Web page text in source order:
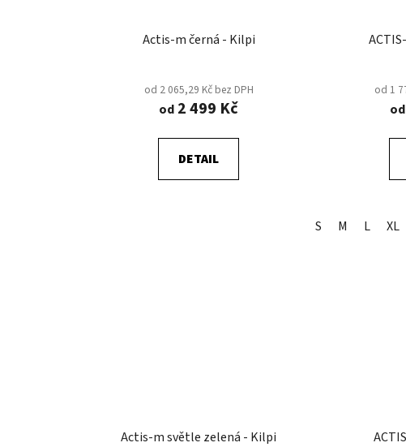
Actis-m černá - Kilpi
od 2 065,29 Kč bez DPH
od 2 499 Kč
DETAIL
od 1
od
S M L XL
Actis-m světle zelená - Kilpi